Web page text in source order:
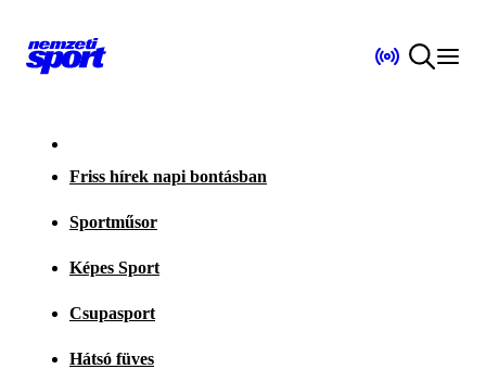
Friss hírek napi bontásban
Sportműsor
Képes Sport
Csupasport
Hátsó füves